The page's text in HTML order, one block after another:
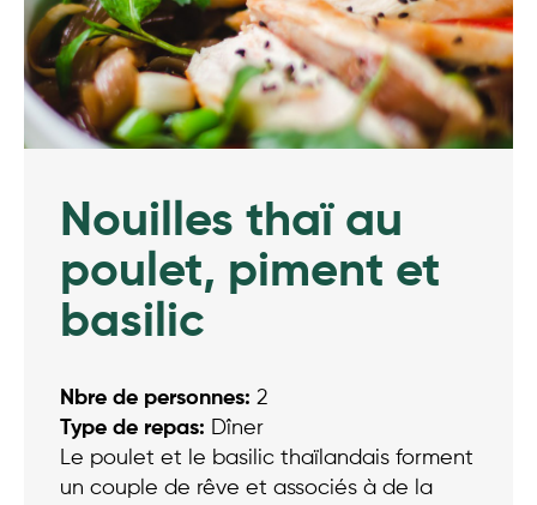
Nouilles thaï au
poulet, piment et
basilic
Nbre de personnes: 2
Type de repas: Dîner
Le poulet et le basilic thaïlandais forment
un couple de rêve et associés à de la